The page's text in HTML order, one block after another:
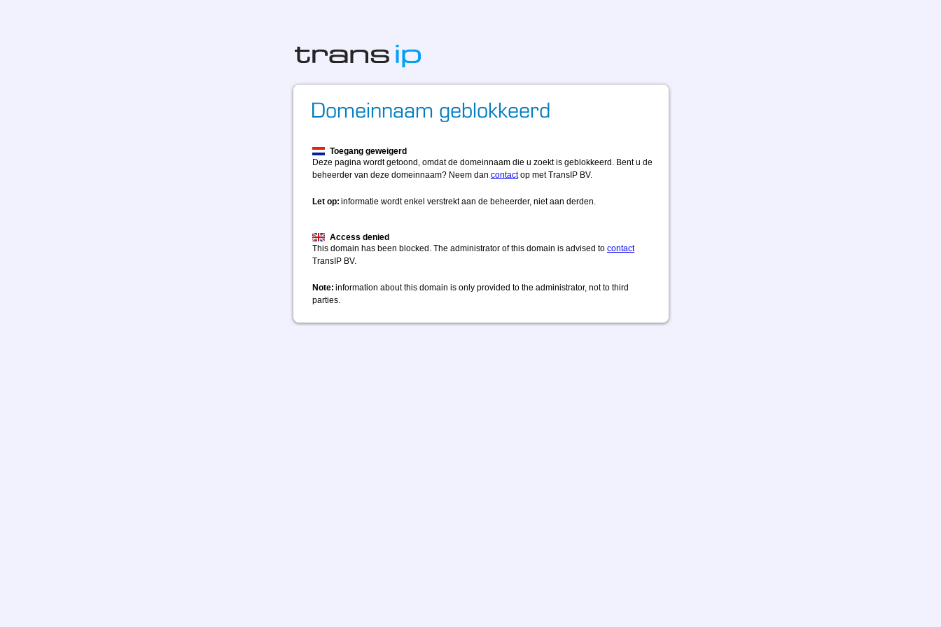
Toegang geweigerd
Deze pagina wordt getoond, omdat de domeinnaam die u zoekt is geblokkeerd. Bent u de
beheerder van deze domeinnaam? Neem dan contactop met TransIP BV.
Let op: informatie wordt enkel verstrekt aan de beheerder, niet aan derden.
Access denied
This domain has been blocked. The administrator of this domain is advised to contact
TransIP BV.
Note: information about this domain is only provided to the administrator, not to third
parties.